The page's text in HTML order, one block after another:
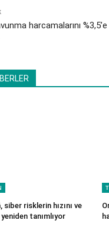
harcamalarını
siber risklerin hızını ve
tanımlıyor